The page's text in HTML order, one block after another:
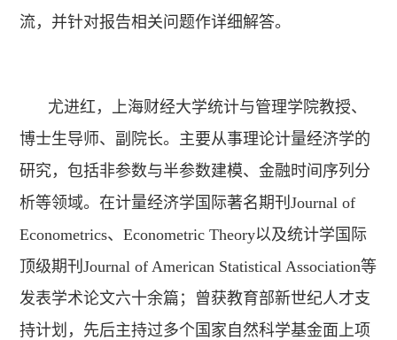
流，并针对报告相关问题作详细解答。
尤进红，上海财经大学统计与管理学院教授、
博士生导师、副院长。主要从事理论计量经济学的
研究，包括非参数与半参数建模、金融时间序列分
析等领域。在计量经济学国际著名期刊Journal of
Econometrics、Econometric Theory以及统计学国际
顶级期刊Journal of American Statistical Association等
发表学术论文六十余篇；曾获教育部新世纪人才支
持计划，先后主持过多个国家自然科学基金面上项